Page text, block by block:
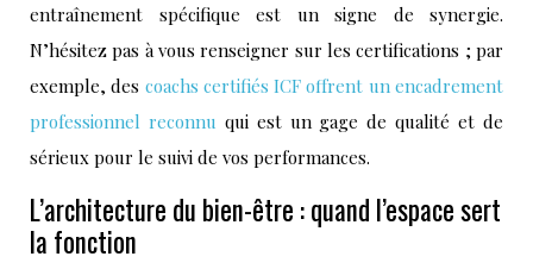
entraînement spécifique est un signe de synergie.
N’hésitez pas à vous renseigner sur les certifications ; par
exemple, des coachs certifiés ICF offrent un encadrement
professionnel reconnu qui est un gage de qualité et de
sérieux pour le suivi de vos performances.
L’architecture du bien-être : quand l’espace sert
la fonction